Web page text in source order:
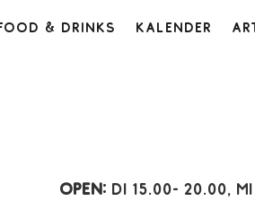
& Drinks Kalender
Open: Di 15.00- 20.00,